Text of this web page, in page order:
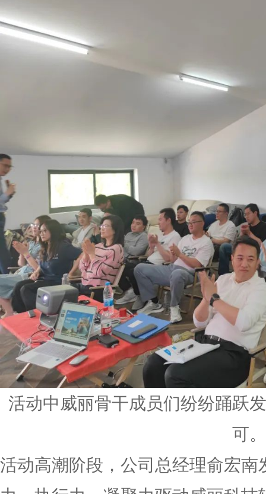
活动中威丽骨干成员们纷纷踊跃
可。
活动高潮阶段，公司总经理俞宏